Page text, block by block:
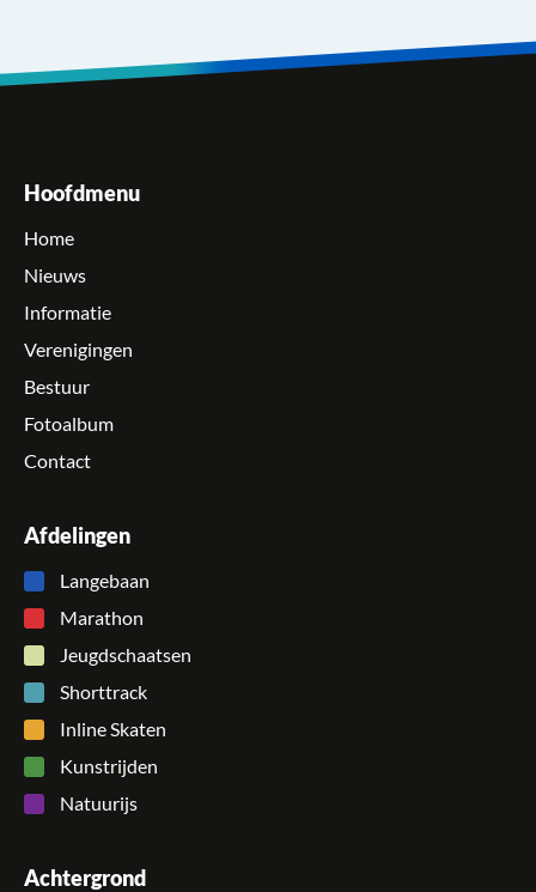
Hoofdmenu
Home
Nieuws
Informatie
Verenigingen
Bestuur
Fotoalbum
Contact
Afdelingen
Langebaan
Marathon
Jeugdschaatsen
Shorttrack
Inline Skaten
Kunstrijden
Natuurijs
Achtergrond